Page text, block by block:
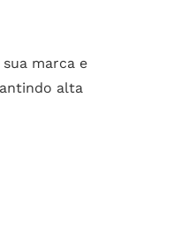
marca e
alta